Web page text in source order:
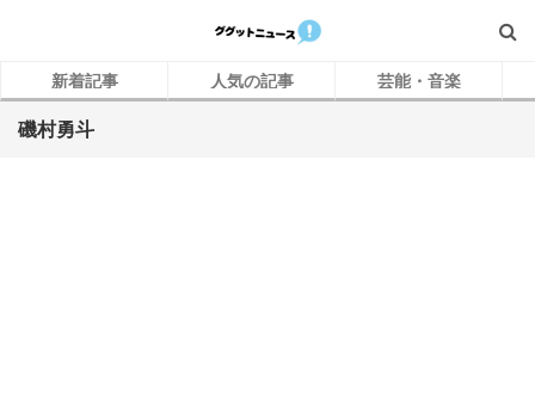
新着記事 人気の記事 芸能・音楽
磯村勇斗